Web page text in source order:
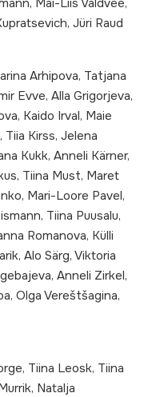
Mai-Liis Valdvee,
Jüri Raud
Arhipova, Tatjana
Evve, Alla Grigorjeva,
Kaido Irval, Maie
Kirss, Jelena
Kukk, Anneli Kärner,
Tiina Must, Maret
Mari-Loore Pavel,
Tiina Puusalu,
Romanova, Külli
Alo Särg, Viktoria
Anneli Zirkel,
Olga Vereštšagina,
Tiina Leosk, Tiina
Natalja